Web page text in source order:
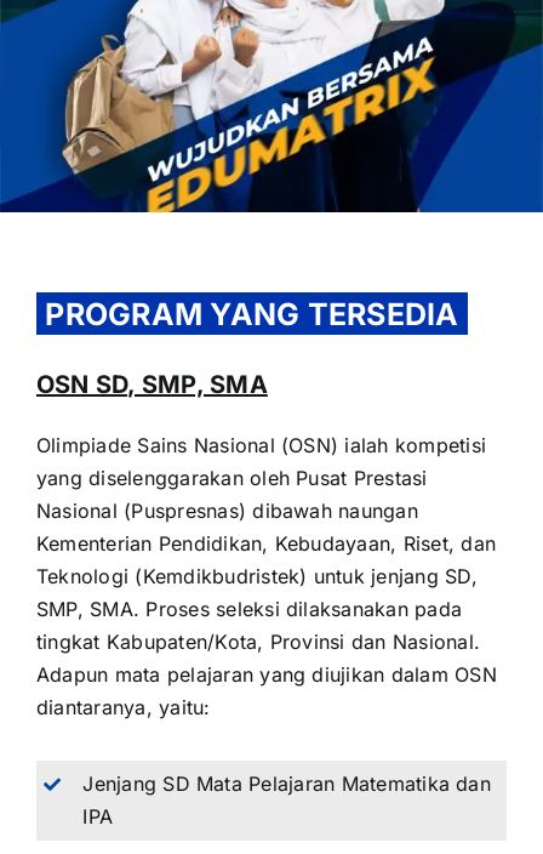
OUR PROGRAM
REGISTRATION
CONTACT US
PROGRAM YANG TERSEDIA
OSN SD, SMP, SMA
Olimpiade Sains Nasional (OSN) ialah kompetisi
yang diselenggarakan oleh Pusat Prestasi
Nasional (Puspresnas) dibawah naungan
Kementerian Pendidikan, Kebudayaan, Riset, dan
Teknologi (Kemdikbudristek) untuk jenjang SD,
SMP, SMA. Proses seleksi dilaksanakan pada
tingkat Kabupaten/Kota, Provinsi dan Nasional.
Adapun mata pelajaran yang diujikan dalam OSN
diantaranya, yaitu:
Jenjang SD Mata Pelajaran Matematika dan
IPA